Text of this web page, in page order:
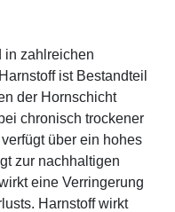
in zahlreichen
ist Bestandteil
der Hornschicht
chronisch trockener
über ein hohes
zur nachhaltigen
eine Verringerung
Harnstoff wirkt